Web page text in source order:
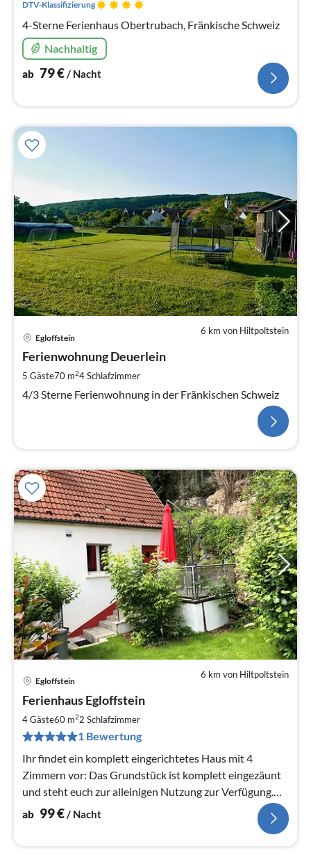
DTV-Klassifizierung
4-Sterne Ferienhaus Obertrubach, Fränkische Schweiz
Nachhaltig
ab 79€/ Nacht
6 km von Hiltpoltstein
Egloffstein
Ferienwohnung Deuerlein
5 Gäste70 m24Schlafzimmer
4/3 Sterne Ferienwohnung in der Fränkischen Schweiz
6 km von Hiltpoltstein
Egloffstein
Ferienhaus Egloffstein
4 Gäste60 m22 Schlafzimmer
1 Bewertung
Ihr findet ein komplett eingerichtetes Haus mit 4
Zimmern vor: Das Grundstück ist komplett eingezäunt
und steht euch zur alleinigen Nutzung zur Verfügung.
Kostenloses WLAN 1000Mbit
ab 99€/ Nacht